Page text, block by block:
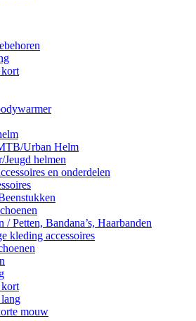
Urban Helm
Jeugd helmen
en onderdelen
/ Petten, Bandana’s, Haarbanden
kleding accessoires
mouw